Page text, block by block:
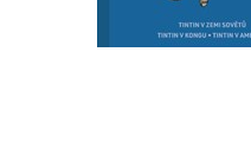
Do košíku
719 Kč